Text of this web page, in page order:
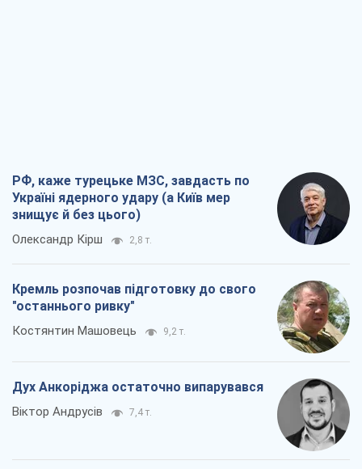
РФ, каже турецьке МЗС, завдасть по
Україні ядерного удару (а Київ мер
знищує й без цього)
Олександр Кірш 2,8 т.
Кремль розпочав підготовку до свого
"останнього ривку"
Костянтин Машовець 9,2 т.
Дух Анкоріджа остаточно випарувався
Віктор Андрусів 7,4 т.